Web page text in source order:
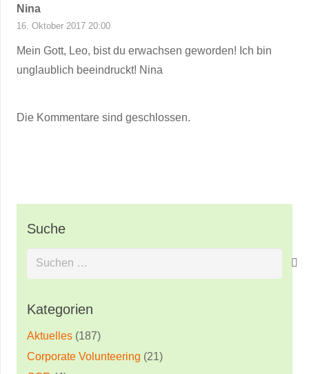
Nina
16. Oktober 2017 20:00
Mein Gott, Leo, bist du erwachsen geworden! Ich bin
unglaublich beeindruckt! Nina
Die Kommentare sind geschlossen.
Suche
Suchen
nach:
Kategorien
Aktuelles (187)
Corporate Volunteering (21)